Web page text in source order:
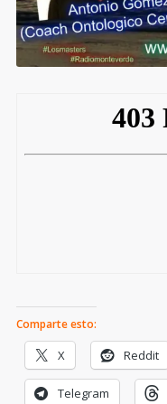
Comparte esto:
X Reddit
Telegram